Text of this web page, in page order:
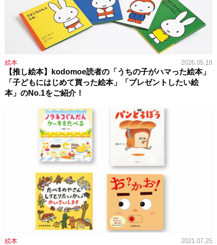
絵本 2026.05.18
【推し絵本】kodomoe読者の「うちの子がハマった絵本」
「子どもにはじめて買った絵本」「プレゼントしたい絵
本」のNo.1をご紹介！
絵本 2021.07.25